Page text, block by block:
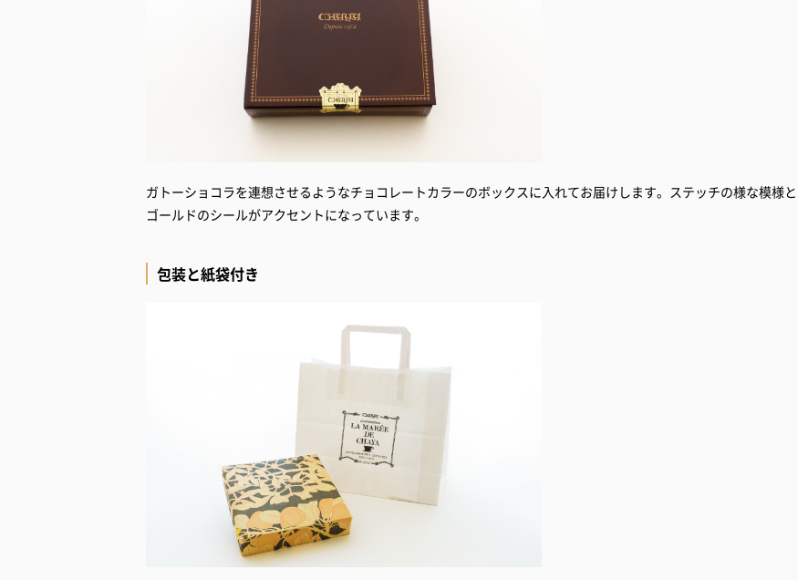
ガトーショコラを連想させるようなチョコレートカラーのボックスに入れてお届けします。ステッチの様な模様と
ゴールドのシールがアクセントになっています。
包装と紙袋付き